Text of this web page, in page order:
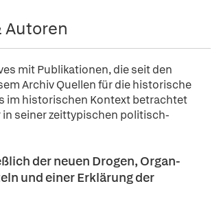
Autoren
mit Publikationen, die seit den
Archiv Quellen für die historische
im historischen Kontext betrachtet
in seiner zeittypischen politisch-
der neuen Drogen, Organ-
und einer Erklärung der